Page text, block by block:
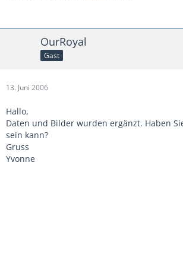
OurRoyal
Gast
13. Juni 2006
Hallo,
Daten und Bilder wurden ergänzt. Haben
sein kann?
Gruss
Yvonne